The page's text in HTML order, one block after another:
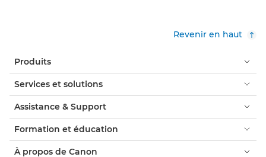
Revenir en haut
Produits
Services et solutions
Assistance & Support
Formation et éducation
À propos de Canon